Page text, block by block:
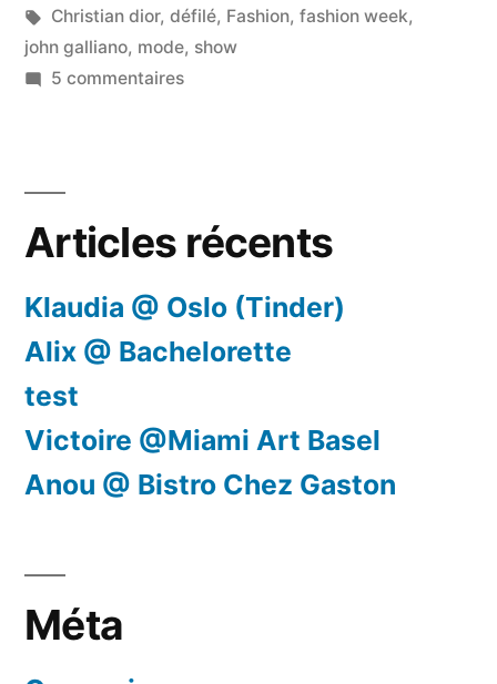
dans
Étiquettes :
Christian dior, défilé, Fashion, fashion week,
john galliano, mode, show
5 commentairessur
Articles récents
Klaudia @ Oslo (Tinder)
Alix @ Bachelorette
test
Victoire @Miami Art Basel
Anou @ Bistro Chez Gaston
Méta